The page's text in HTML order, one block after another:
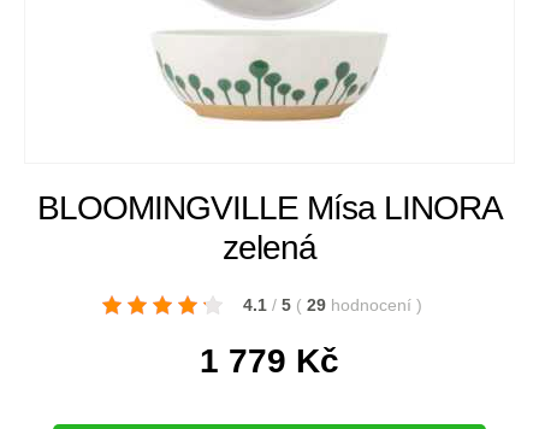
BLOOMINGVILLE Mísa LINORA
zelená
4.1 / 5 ( 29 hodnocení )
1 779 Kč